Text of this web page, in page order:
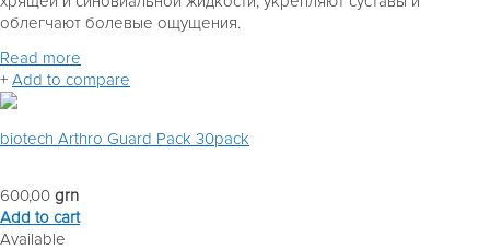
облегчают болевые ощущения.
Read more
+ Add to compare
biotech Arthro Guard Pack 30pack
600,00 grn
Add to cart
Available